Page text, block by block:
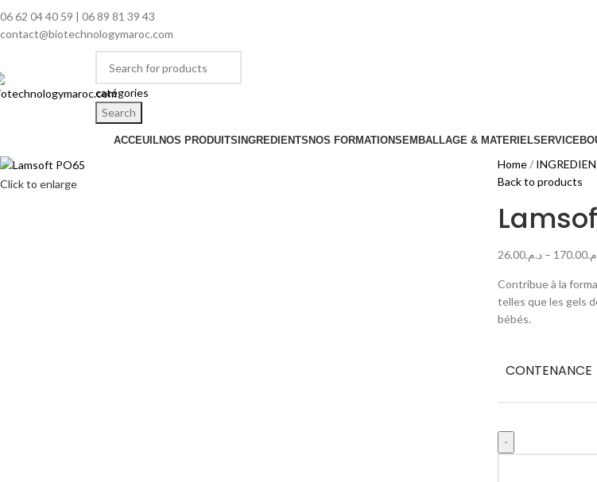
06 62 04 40 59 | 06 89 81 39 43
contact@biotechnologymaroc.com
catégories
Search
ACCEUILNOS PRODUITSINGREDIENTSNOS FORMATIONSEMBALLAGE & MATERIELSERVICE
Click to enlarge
Home
Back to products
د.م.26.00 – 170.00
Contribue à la
telles que les gels
bébés.
CONTENANCE